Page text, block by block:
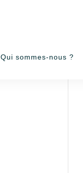
Qui sommes-nous ?